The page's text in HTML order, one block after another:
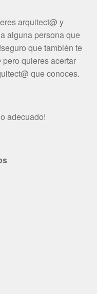
arquitect@ y
alguna persona que
que también te
quieres acertar
que conoces.
adecuado!